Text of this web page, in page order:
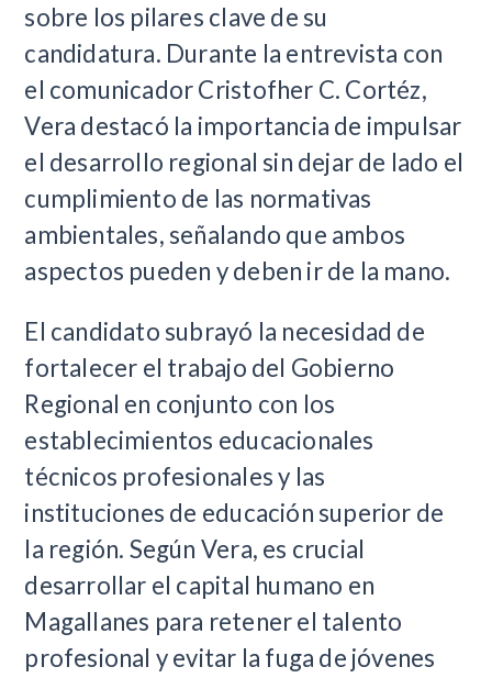
sobre los pilares clave de su
candidatura. Durante la entrevista con
el comunicador Cristofher C. Cortéz,
Vera destacó la importancia de impulsar
el desarrollo regional sin dejar de lado el
cumplimiento de las normativas
ambientales, señalando que ambos
aspectos pueden y deben ir de la mano.
El candidato subrayó la necesidad de
fortalecer el trabajo del Gobierno
Regional en conjunto con los
establecimientos educacionales
técnicos profesionales y las
instituciones de educación superior de
la región. Según Vera, es crucial
desarrollar el capital humano en
Magallanes para retener el talento
profesional y evitar la fuga de jóvenes